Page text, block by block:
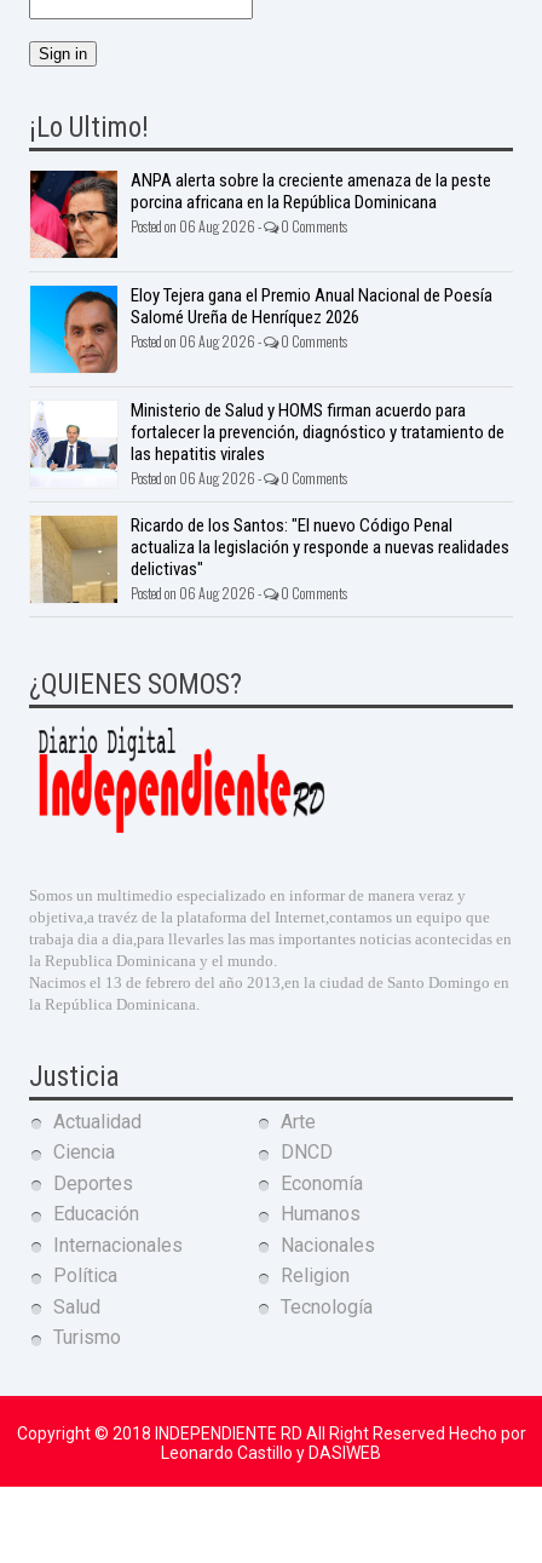
¡Lo Ultimo!
ANPA alerta sobre la creciente amenaza de la peste
porcina africana en la República Dominicana
Posted on 06 Aug 2026 - 0 Comments
Eloy Tejera gana el Premio Anual Nacional de Poesía
Salomé Ureña de Henríquez 2026
Posted on 06 Aug 2026 - 0 Comments
Ministerio de Salud y HOMS firman acuerdo para
fortalecer la prevención, diagnóstico y tratamiento de
las hepatitis virales
Posted on 06 Aug 2026 - 0 Comments
Ricardo de los Santos: "El nuevo Código Penal
actualiza la legislación y responde a nuevas realidades
delictivas"
Posted on 06 Aug 2026 - 0 Comments
¿QUIENES SOMOS?
Somos un multimedio especializado en informar de manera veraz y
objetiva,a travéz de la plataforma del Internet,contamos un equipo que
trabaja dia a dia,para llevarles las mas importantes noticias acontecidas en
la Republica Dominicana y el mundo.
Nacimos el 13 de febrero del año 2013,en la ciudad de Santo Domingo en
la República Dominicana.
Justicia
Actualidad
Arte
Ciencia
DNCD
Deportes
Economía
Educación
Humanos
Internacionales
Nacionales
Política
Religion
Salud
Tecnología
Turismo
Copyright © 2018 INDEPENDIENTE RD All Right Reserved Hecho por
Leonardo Castillo y DASIWEB